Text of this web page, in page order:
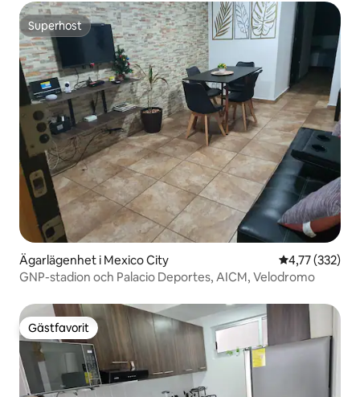
Superhost
Superhost
Ägarlägenhet i Mexico City 4,77 av 5 i
4,77 (332)
GNP-stadion och Palacio Deportes, AICM, Velodromo
Gästfavorit
Gästfavorit